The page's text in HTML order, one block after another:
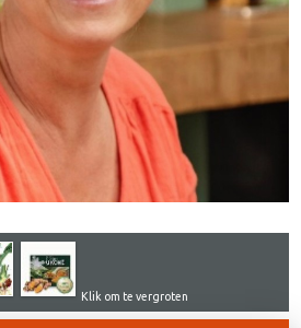
Klik om te vergroten